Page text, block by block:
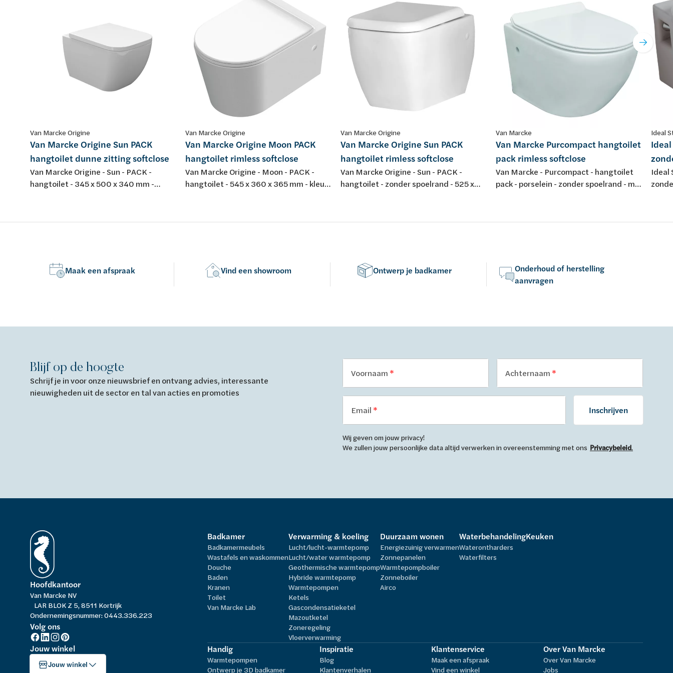
Van Marcke Origine
Van Marcke Origine Sun PACK
hangtoilet dunne zitting softclose
Van Marcke Origine - Sun - PACK -
hangtoilet - 345 x 500 x 340 mm -
Van Marcke Origine
Van Marcke Origine Moon PACK
hangtoilet rimless softclose
Van Marcke Origine - Moon - PACK -
hangtoilet - 545 x 360 x 365 mm - kleur:
duroplast
Van Marcke Origine
Van Marcke Origine Sun PACK
hangtoilet rimless softclose
Van Marcke Origine - Sun - PACK -
hangtoilet - zonder spoelrand - 525 x
Van Marcke
Van Marcke Purcompact hangtoilet
pack rimless softclose
Van Marcke - Purcompact - hangtoilet
pack - porselein - zonder spoelrand - met
500x360x370mm
Ideal
Ideal
Maak een afspraak Vind een showroom Ontwerp je badkamer
Onderhoud of herstelling
aanvragen
Blijf op de hoogte
Schrijf je in voor onze nieuwsbrief en ontvang advies, interessante
nieuwigheden uit de sector en tal van acties en promoties
Voornaam Achternaam
Email Inschrijven
Wij geven om jouw privacy!
We zullen jouw persoonlijke data altijd verwerken in overeenstemming met ons Privacybeleid.
Hoofdkantoor
Van Marcke NV
LAR BLOK Z 5, 8511 Kortrijk
Ondernemingsnummer: 0443.336.223
Volg ons
Jouw winkel
Jouw winkel
Badkamer
Badkamermeubels
Wastafels en waskommen
Douche
Baden
Kranen
Toilet
Van Marcke Lab
Verwarming & koeling
Lucht/lucht-warmtepomp
Lucht/water warmtepomp
Geothermische warmtepomp
Hybride warmtepomp
Warmtepompen
Ketels
Gascondensatieketel
Mazoutketel
Zoneregeling
Vloerverwarming
Duurzaam wonen
Energiezuinig verwarmen
Zonnepanelen
Warmtepompboiler
Zonneboiler
Airco
Waterbehandeling
Waterontharders
Waterfilters
Keuken
Handig
Warmtepompen
Ontwerp je 3D badkamer
Inspiratie
Blog
Klantenverhalen
Klantenservice
Maak een afspraak
Vind een winkel
Over Van Marcke
Over Van Marcke
Jobs